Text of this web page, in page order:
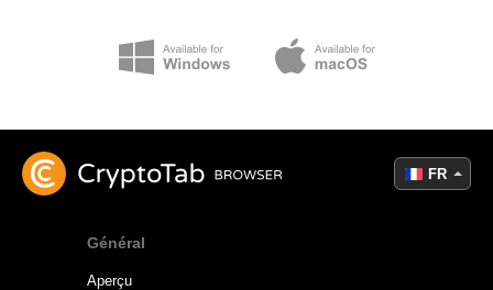
Général
Aperçu
FR